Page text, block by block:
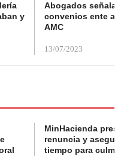
y
Abogados
convenios ente
AMC
13/07/2023
MinHacienda
renuncia y
tiempo para